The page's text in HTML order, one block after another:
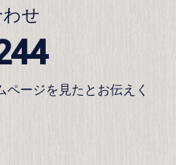
せ
ージを見たとお伝えく